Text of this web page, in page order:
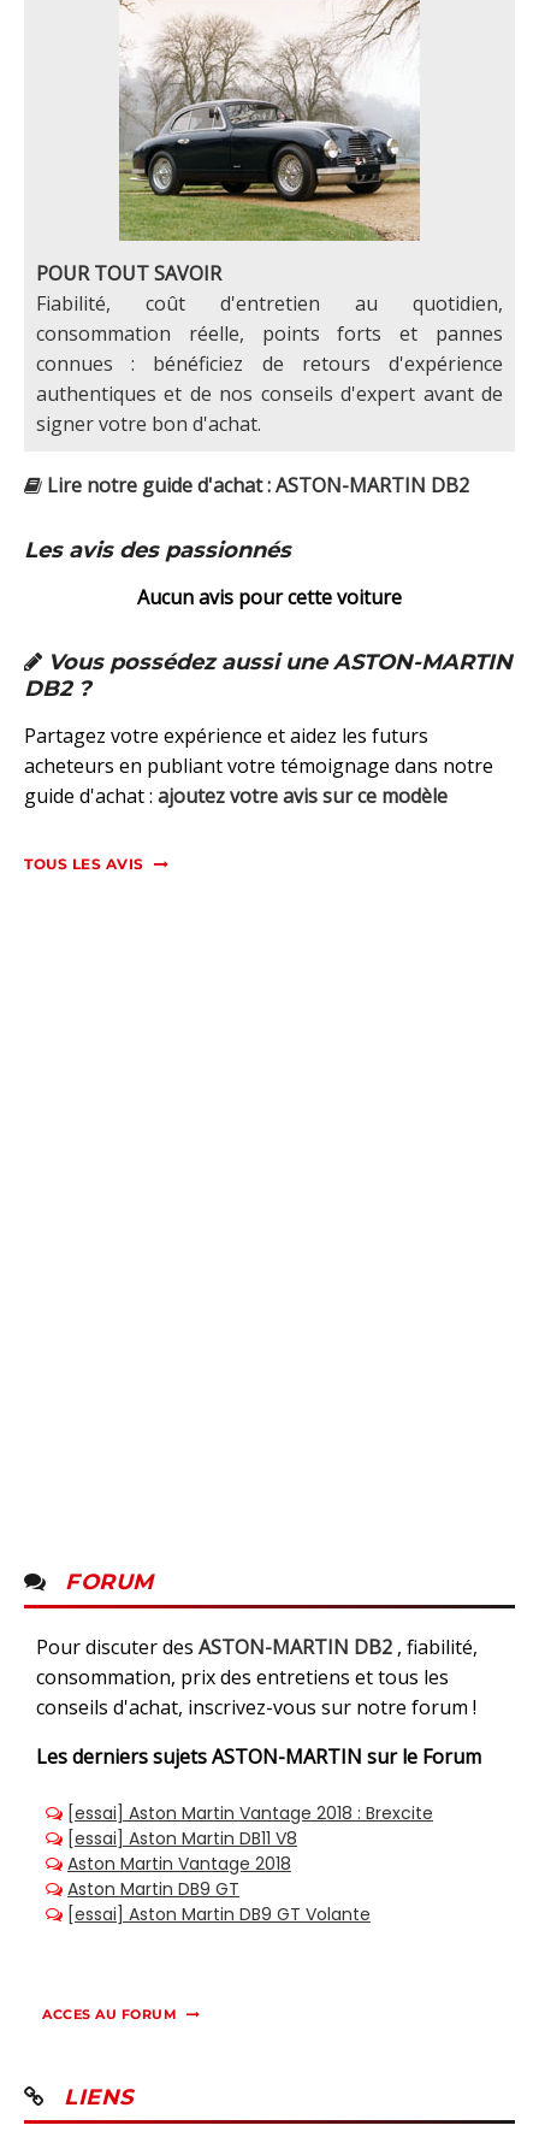
POUR TOUT SAVOIR
Fiabilité, coût d'entretien au quotidien,
consommation réelle, points forts et pannes
connues : bénéficiez de retours d'expérience
authentiques et de nos conseils d'expert avant de
signer votre bon d'achat.
Lire notre guide d'achat : ASTON-MARTIN DB2
Les avis des passionnés
Aucun avis pour cette voiture
Vous possédez aussi une ASTON-MARTIN
DB2 ?
Partagez votre expérience et aidez les futurs
acheteurs en publiant votre témoignage dans notre
guide d'achat : ajoutez votre avis sur ce modèle
TOUS LES AVIS
FORUM
Pour discuter des ASTON-MARTIN DB2 , fiabilité,
consommation, prix des entretiens et tous les
conseils d'achat, inscrivez-vous sur notre forum !
Les derniers sujetsASTON-MARTIN sur le Forum
ACCES AU FORUM
LIENS